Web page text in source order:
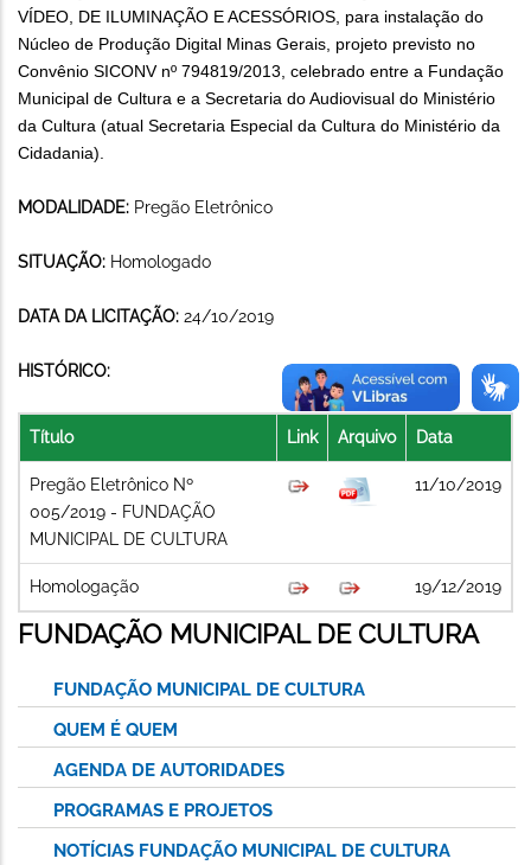
VÍDEO, DE ILUMINAÇÃO E ACESSÓRIOS, para instalação do
Núcleo de Produção Digital Minas Gerais, projeto previsto no
Convênio SICONV nº 794819/2013, celebrado entre a Fundação
Municipal de Cultura e a Secretaria do Audiovisual do Ministério
da Cultura (atual Secretaria Especial da Cultura do Ministério da
Cidadania).
MODALIDADE: Pregão Eletrônico
SITUAÇÃO: Homologado
DATA DA LICITAÇÃO: 24/10/2019
HISTÓRICO:
Título Link Arquivo Data
Pregão Eletrônico Nº
005/2019 - FUNDAÇÃO
MUNICIPAL DE CULTURA
11/10/2019
Homologação 19/12/2019
FUNDAÇÃO MUNICIPAL DE CULTURA
FUNDAÇÃO MUNICIPAL DE CULTURA
QUEM É QUEM
AGENDA DE AUTORIDADES
PROGRAMAS E PROJETOS
NOTÍCIAS FUNDAÇÃO MUNICIPAL DE CULTURA